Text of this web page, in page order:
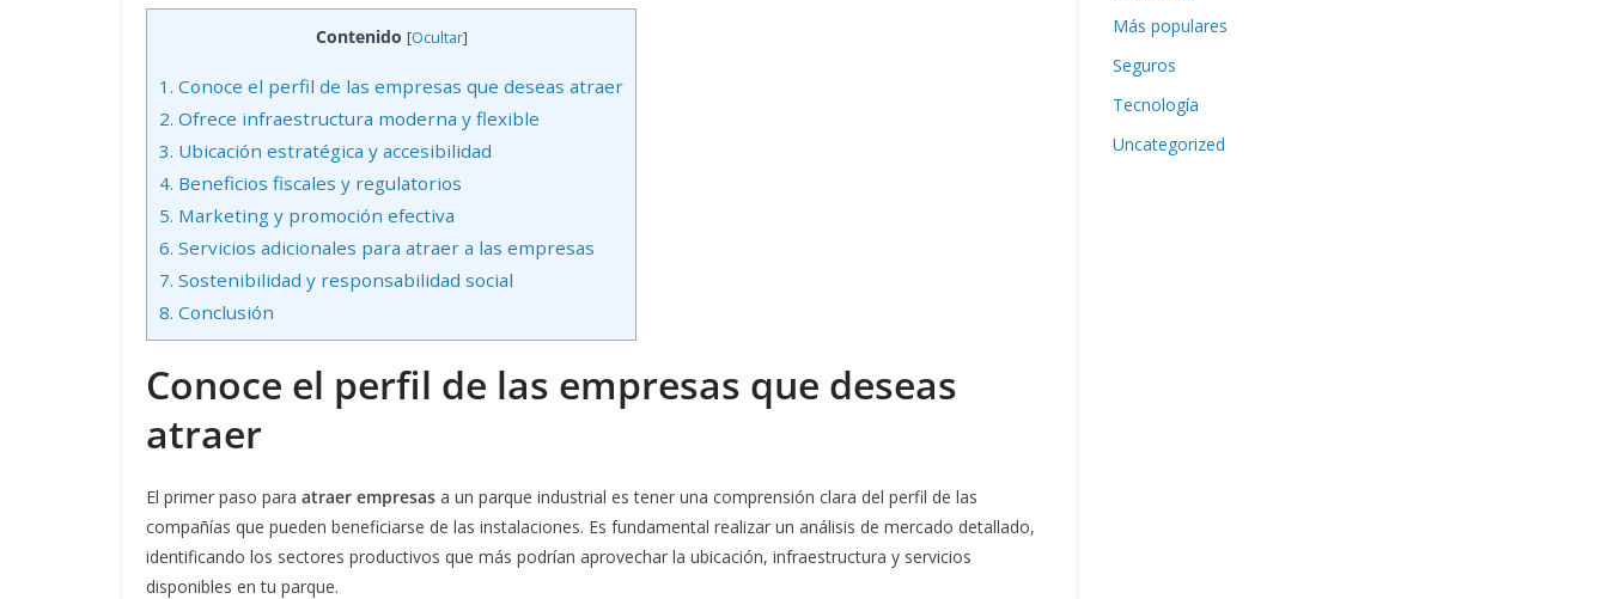
Contenido [Ocultar]
1. Conoce el perfil de las empresas que deseas atraer
2. Ofrece infraestructura moderna y flexible
3. Ubicación estratégica y accesibilidad
4. Beneficios fiscales y regulatorios
5. Marketing y promoción efectiva
6. Servicios adicionales para atraer a las empresas
7. Sostenibilidad y responsabilidad social
8. Conclusión
Conoce el perfil de las empresas que deseas
atraer
El primer paso para atraer empresas a un parque industrial es tener una comprensión clara del perfil de las
compañías que pueden beneficiarse de las instalaciones. Es fundamental realizar un análisis de mercado detallado,
identificando los sectores productivos que más podrían aprovechar la ubicación, infraestructura y servicios
disponibles en tu parque.
Más populares
Seguros
Tecnología
Uncategorized